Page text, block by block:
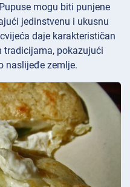
mogu biti punjene
jedinstvenu i ukusnu
daje karakterističan
pokazujući
naslijeđe zemlje.